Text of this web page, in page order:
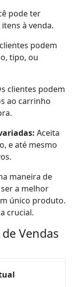
pode ter
à venda.
podem
tipo, ou
clientes podem
ao carrinho
Aceita
e até mesmo
maneira de
a melhor
único produto.
crucial.
Vendas